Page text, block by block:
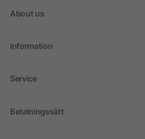
About us
Information
Service
Betalningssätt